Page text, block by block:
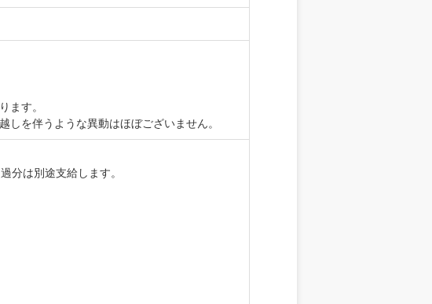
ます。
を伴うような異動はほぼございません。
分は別途支給します。